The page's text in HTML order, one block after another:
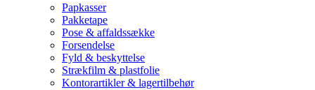
Papkasser
Pakketape
Pose & affaldssække
Forsendelse
Fyld & beskyttelse
Strækfilm & plastfolie
Kontorartikler & lagertilbehør